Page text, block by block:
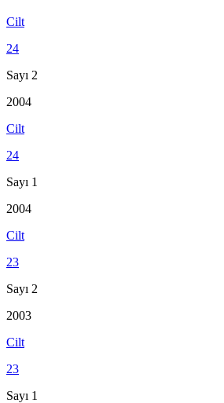
Cilt
24
Sayı 2
2004
Cilt
24
Sayı 1
2004
Cilt
23
Sayı 2
2003
Cilt
23
Sayı 1